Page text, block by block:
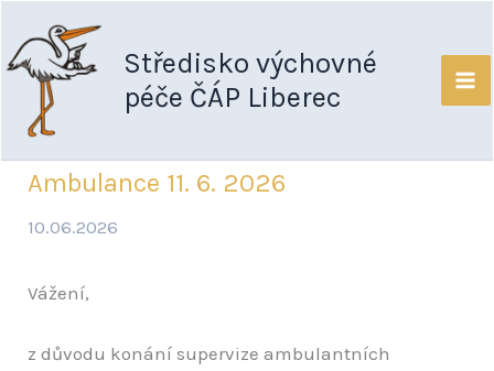
na
obsah
Středisko výchovné
péče ČÁP Liberec
Ambulance 11. 6. 2026
10.06.2026
Vážení,
z důvodu konání supervize ambulantních